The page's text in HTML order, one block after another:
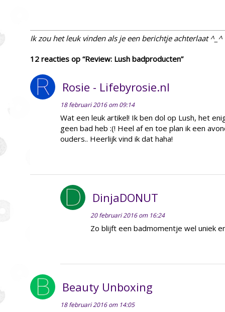
Ik zou het leuk vinden als je een berichtje achterlaat ^_^
12 reacties op “Review: Lush badproducten”
Rosie - Lifebyrosie.nl
18 februari 2016 om 09:14
Wat een leuk artikel! Ik ben dol op Lush, het
geen bad heb :(! Heel af en toe plan ik een
ouders.. Heerlijk vind ik dat haha!
DinjaDONUT
20 februari 2016 om 16:24
Zo blijft een badmomentje wel uniek
Beauty Unboxing
18 februari 2016 om 14:05